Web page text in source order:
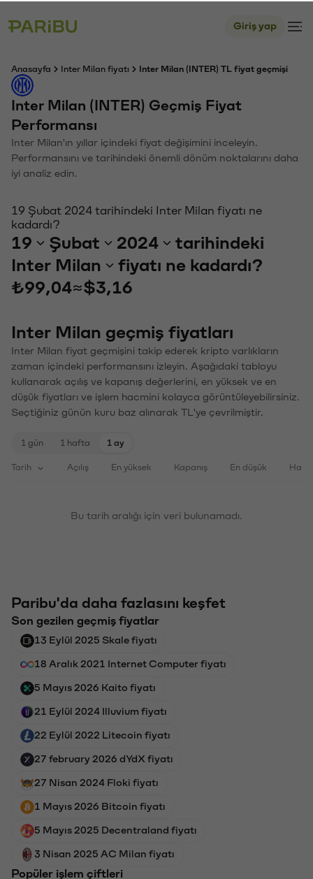
Giriş yap
Anasayfa Inter Milan fiyatı Inter Milan (INTER) TL fiyat geçmişi
Inter Milan (INTER) Geçmiş Fiyat
Performansı
Inter Milan'ın yıllar içindeki fiyat değişimini inceleyin.
Performansını ve tarihindeki önemli dönüm noktalarını daha
iyi analiz edin.
19 Şubat 2024 tarihindeki Inter Milan fiyatı ne
kadardı?
19 Şubat 2024
tarihindeki
Inter Milan
fiyatı ne kadardı?
₺99,04≈$3,16
Inter Milan geçmiş fiyatları
Inter Milan fiyat geçmişini takip ederek kripto varlıkların
zaman içindeki performansını izleyin. Aşağıdaki tabloyu
kullanarak açılış ve kapanış değerlerini, en yüksek ve en
düşük fiyatları ve işlem hacmini kolayca görüntüleyebilirsiniz.
Seçtiğiniz günün kuru baz alınarak TL'ye çevrilmiştir.
1 gün 1 hafta 1 ay
Tarih Açılış En yüksek Kapanış En düşük
Bu tarih aralığı için veri bulunamadı.
Paribu'da daha fazlasını keşfet
Son gezilen geçmiş fiyatlar
13 Eylül 2025 Skale fiyatı
18 Aralık 2021 Internet Computer fiyatı
5 Mayıs 2026 Kaito fiyatı
21 Eylül 2024 Illuvium fiyatı
22 Eylül 2022 Litecoin fiyatı
27 february 2026 dYdX fiyatı
27 Nisan 2024 Floki fiyatı
1 Mayıs 2026 Bitcoin fiyatı
5 Mayıs 2025 Decentraland fiyatı
3 Nisan 2025 AC Milan fiyatı
Popüler işlem çiftleri